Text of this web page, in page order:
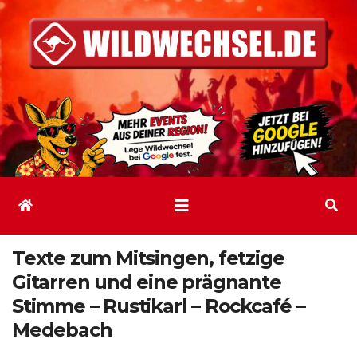
Inhalt
springen
Texte zum Mitsingen, fetzige
Gitarren und eine prägnante
Stimme – Rustikarl – Rockcafé –
Medebach